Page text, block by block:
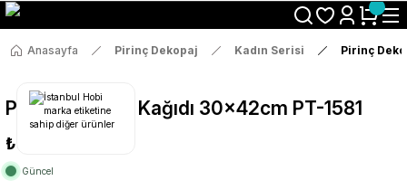
Size Özel "HG10" Koduyla Sepette Hemen %10 İndirimi Kaçırma
Anasayfa Pirinç Dekopaj Kadın Serisi Pirinç
Pirinç Dekopaj Kağıdı 30x42cm PT-1581
₺36
Güncel